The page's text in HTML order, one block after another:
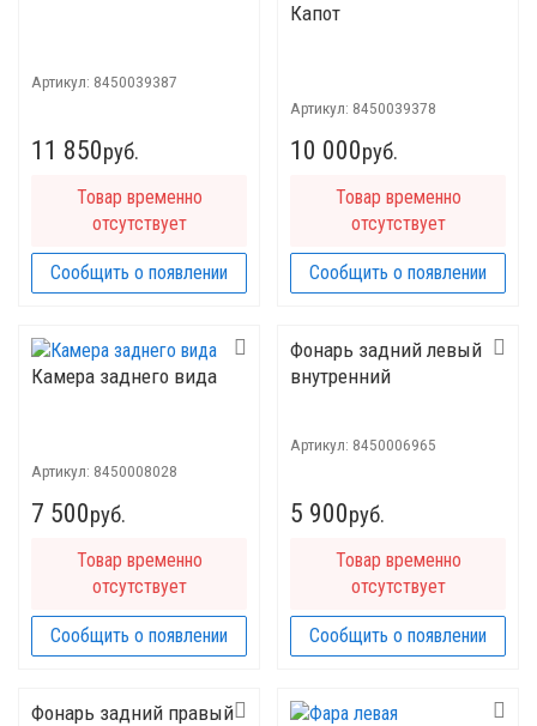
Артикул: 8450039387
11 850руб.
Товар временно
отсутствует
Сообщить о появлении
Капот
Артикул: 8450039378
10 000руб.
Товар временно
отсутствует
Сообщить о появлении
Камера заднего вида
Артикул: 8450008028
7 500руб.
Товар временно
отсутствует
Сообщить о появлении
Фонарь задний левый
внутренний
Артикул: 8450006965
5 900руб.
Товар временно
отсутствует
Сообщить о появлении
Фонарь задний правый